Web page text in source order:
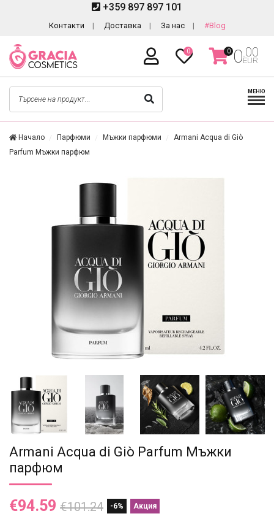
+359 897 897 101
Контакти Доставка За нас #Blog
0 0 0.00
EUR
МЕНЮ
Начало Парфюми Мъжки парфюми
Armani Acqua di Giò
Parfum Мъжки парфюм
Armani Acqua di Giò Parfum Мъжки
парфюм
€94.59 €101.24 -6% Акция